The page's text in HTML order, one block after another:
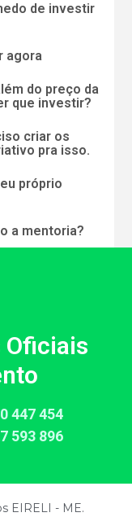
de investir
agora
do preço da
que investir?
criar os
pra isso.
próprio
a mentoria?
Oficiais
447 454
593 896
EIRELI - ME.